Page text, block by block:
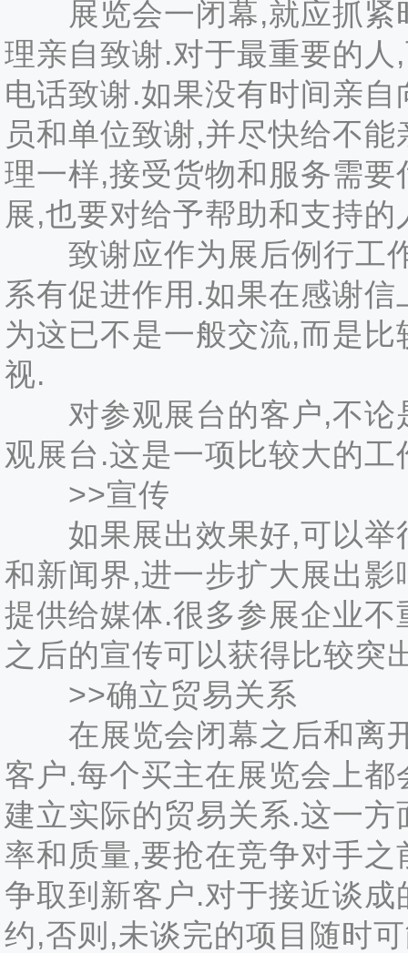
展览会一闭幕,就应抓紧
理亲自致谢.对于最重要的
电话致谢.如果没有时间亲
员和单位致谢,并尽快给不
理一样,接受货物和服务需
展,也要对给予帮助和支持的
致谢应作为展后例行工作
系有促进作用.如果在感谢
为这已不是一般交流,而是
视.
对参观展台的客户,不论
观展台.这是一项比较大的
>>宣传
如果展出效果好,可以举
和新闻界,进一步扩大展出
提供给媒体.很多参展企业
之后的宣传可以获得比较突
>>确立贸易关系
在展览会闭幕之后和离开
客户.每个买主在展览会上
建立实际的贸易关系.这一
率和质量,要抢在竞争对手
争取到新客户.对于接近谈
约,否则,未谈完的项目随时